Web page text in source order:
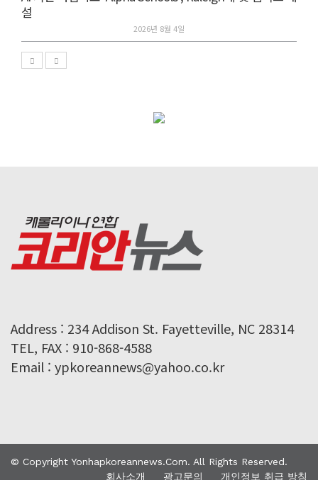
설
2026년 8월 4일
Address : 234 Addison St. Fayetteville, NC 28314
TEL, FAX : 910-868-4588
Email : ypkoreannews@yahoo.co.kr
© Copyright Yonhapkoreannews.com. All Rights Reserved.
회사소개
광고문의 개인정보 취급 방침